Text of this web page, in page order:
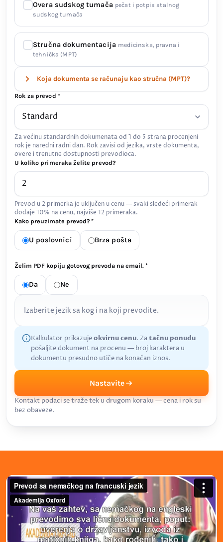
Overa sudskog tumača pečat i potpis stalnog
sudskog tumača
Stručna dokumentacija medicinska, pravna i
tehnička (MPT)
Koja dokumenta se računaju kao stručna (MPT)?
Rok za prevod *
Za većinu standardnih dokumenata od 1 do 5 strana procenjeni
rok je naredni radni dan. Rok zavisi od jezika, vrste dokumenta,
overe i trenutne dostupnosti prevodioca.
U koliko primeraka želite prevod?
Prevod u 2 primerka je uključen u cenu — svaki sledeći primerak
dodaje 10% na cenu, najviše 12 primeraka.
Kako preuzimate prevod? *
U poslovnici Brza pošta
Želim PDF kopiju gotovog prevoda na email. *
Da Ne
Izaberite jezik sa kog i na koji prevodite.
Kalkulator prikazujeokvirnu cenu. Zatačnu ponudu
pošaljite dokument na procenu — broj karaktera u
dokumentu presudno utiče na konačan iznos.
Nastavite
Kontakt podaci se traže tek u drugom koraku — cena i rok su
bez obaveze.